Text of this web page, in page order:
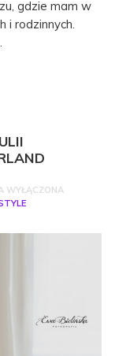
gdzie mam w
i rodzinnych.
WYŁĄCZONA